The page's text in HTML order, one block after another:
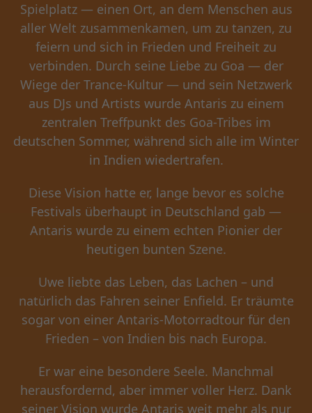
Spielplatz — einen Ort, an dem Menschen aus
aller Welt zusammenkamen, um zu tanzen, zu
feiern und sich in Frieden und Freiheit zu
verbinden. Durch seine Liebe zu Goa — der
Wiege der Trance-Kultur — und sein Netzwerk
aus DJs und Artists wurde Antaris zu einem
zentralen Treffpunkt des Goa-Tribes im
deutschen Sommer, während sich alle im Winter
in Indien wiedertrafen.
Diese Vision hatte er, lange bevor es solche
Festivals überhaupt in Deutschland gab —
Antaris wurde zu einem echten Pionier der
heutigen bunten Szene.
Uwe liebte das Leben, das Lachen – und
natürlich das Fahren seiner Enfield. Er träumte
sogar von einer Antaris-Motorradtour für den
Frieden – von Indien bis nach Europa.
Er war eine besondere Seele. Manchmal
herausfordernd, aber immer voller Herz. Dank
seiner Vision wurde Antaris weit mehr als nur